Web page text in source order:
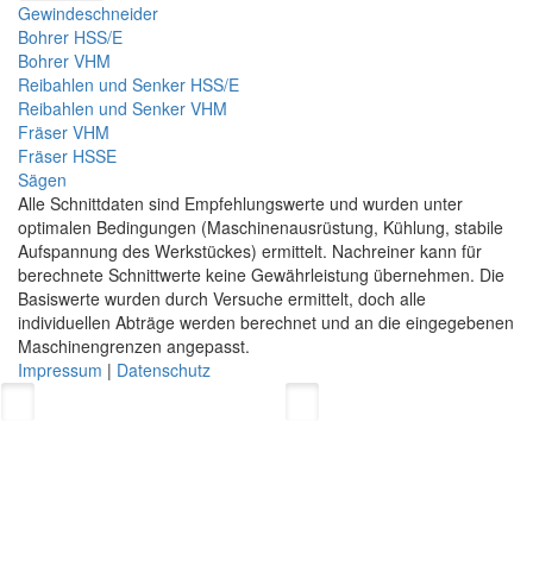
Gewindeschneider
Bohrer HSS/E
Bohrer VHM
Reibahlen und Senker HSS/E
Reibahlen und Senker VHM
Fräser VHM
Fräser HSSE
Sägen
Alle Schnittdaten sind Empfehlungswerte und wurden unter
optimalen Bedingungen (Maschinenausrüstung, Kühlung, stabile
Aufspannung des Werkstückes) ermittelt. Nachreiner kann für
berechnete Schnittwerte keine Gewährleistung übernehmen. Die
Basiswerte wurden durch Versuche ermittelt, doch alle
individuellen Abträge werden berechnet und an die eingegebenen
Maschinengrenzen angepasst.
Impressum | Datenschutz